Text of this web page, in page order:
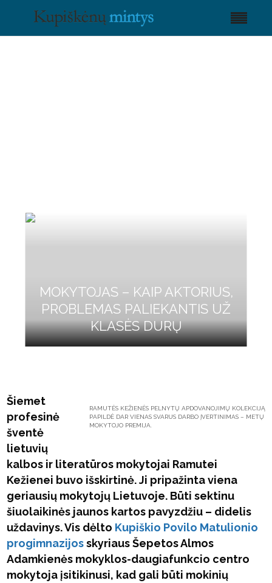
MOKYTOJAS – KAIP AKTORIUS,
PROBLEMAS PALIEKANTIS UŽ
KLASĖS DURŲ
RAMUTĖS KEŽIENĖS PELNYTŲ APDOVANOJIMŲ KOLEKCIJĄ
PAPILDĖ DAR VIENAS SVARUS DARBO ĮVERTINIMAS – METŲ
MOKYTOJO PREMIJA.
Šiemet
profesinė
šventė
lietuvių
kalbos ir literatūros mokytojai Ramutei
Kežienei buvo išskirtinė. Ji pripažinta viena
geriausių mokytojų Lietuvoje. Būti sektinu
šiuolaikinės jaunos kartos pavyzdžiu – didelis
uždavinys. Vis dėlto Kupiškio Povilo Matulionio
progimnazijosskyriaus Šepetos Almos
Adamkienės mokyklos-daugiafunkcio centro
mokytoja įsitikinusi, kad gali būti mokinių